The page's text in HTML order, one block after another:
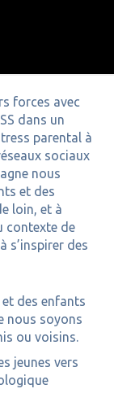
forces avec
dans un
parental à
sociaux
nous
et des
loin, et à
contexte de
s’inspirer des
des enfants
nous soyons
ou voisins.
jeunes vers